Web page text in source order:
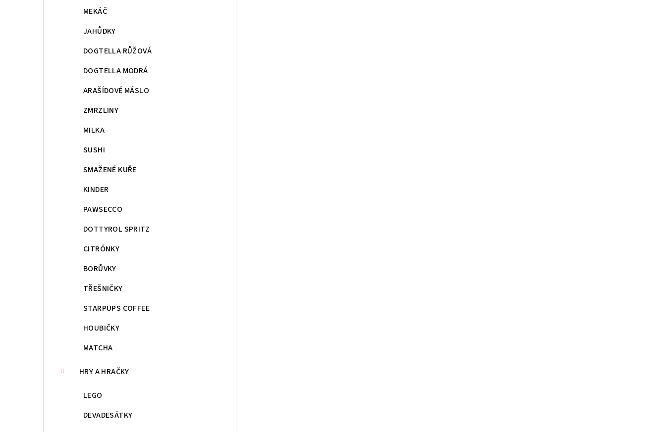
MEKÁČ
JAHŮDKY
DOGTELLA RŮŽOVÁ
DOGTELLA MODRÁ
ARAŠÍDOVÉ MÁSLO
ZMRZLINY
MILKA
SUSHI
SMAŽENÉ KUŘE
KINDER
PAWSECCO
DOTTYROL SPRITZ
CITRÓNKY
BORŮVKY
TŘEŠNIČKY
STARPUPS COFFEE
HOUBIČKY
MATCHA
HRY A HRAČKY
LEGO
DEVADESÁTKY